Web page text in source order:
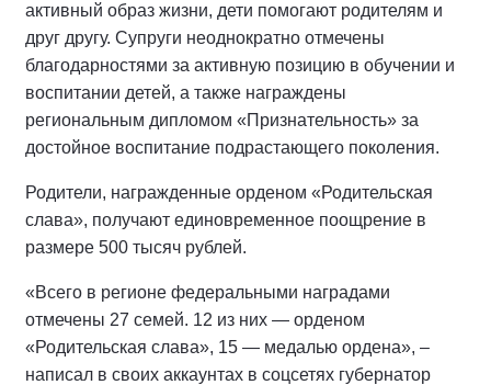
активный образ жизни, дети помогают родителям и
друг другу. Супруги неоднократно отмечены
благодарностями за активную позицию в обучении и
воспитании детей, а также награждены
региональным дипломом «Признательность» за
достойное воспитание подрастающего поколения.
Родители, награжденные орденом «Родительская
слава», получают единовременное поощрение в
размере 500 тысяч рублей.
«Всего в регионе федеральными наградами
отмечены 27 семей. 12 из них — орденом
«Родительская слава», 15 — медалью ордена», –
написал в своих аккаунтах в соцсетях губернатор